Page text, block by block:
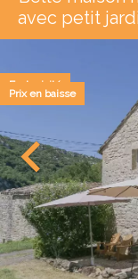
avec petit
Exclusivité
Prix en baisse